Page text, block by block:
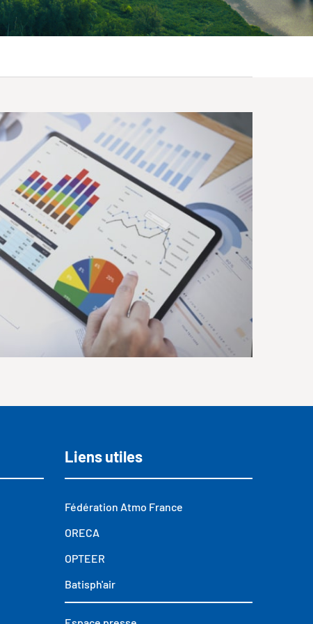
Liens utiles
Fédération Atmo France
ORECA
OPTEER
Batisph'air